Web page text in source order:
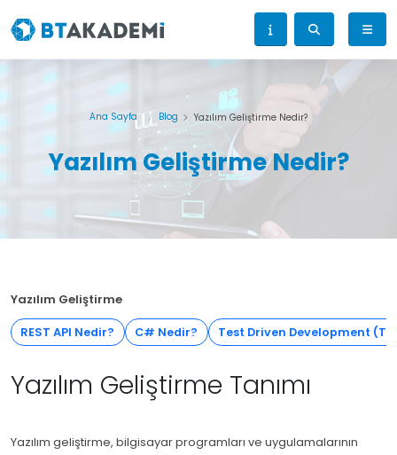
Yazılım Geliştirme Nedir?
Ana Sayfa Blog Yazılım Geliştirme Nedir?
Yazılım Geliştirme
REST API Nedir? C# Nedir? Test Driven Development
Yazılım Geliştirme Tanımı
Yazılım geliştirme, bilgisayar programları ve uygulamalarının